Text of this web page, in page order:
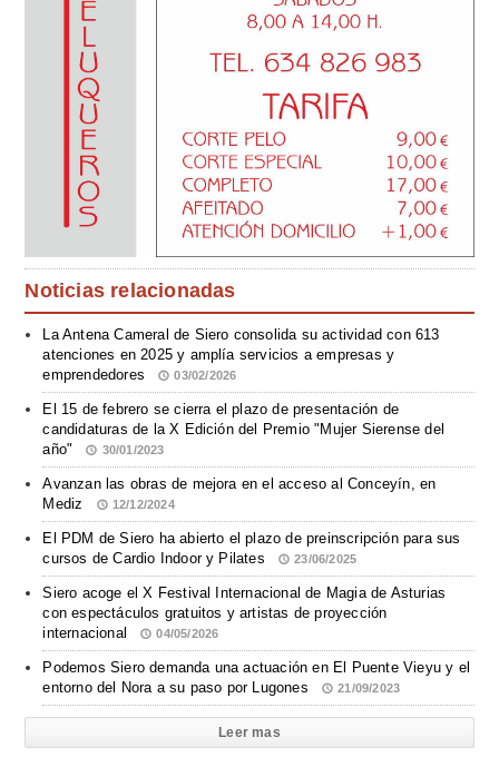
Noticias relacionadas
La Antena Cameral de Siero consolida su actividad con 613
atenciones en 2025 y amplía servicios a empresas y
emprendedores
03/02/2026
El 15 de febrero se cierra el plazo de presentación de
candidaturas de la X Edición del Premio "Mujer Sierense del
año"
30/01/2023
Avanzan las obras de mejora en el acceso al Conceyín, en
Mediz
12/12/2024
El PDM de Siero ha abierto el plazo de preinscripción para sus
cursos de Cardio Indoor y Pilates
23/06/2025
Siero acoge el X Festival Internacional de Magia de Asturias
con espectáculos gratuitos y artistas de proyección
internacional
04/05/2026
Podemos Siero demanda una actuación en El Puente Vieyu y el
entorno del Nora a su paso por Lugones
21/09/2023
Leer mas